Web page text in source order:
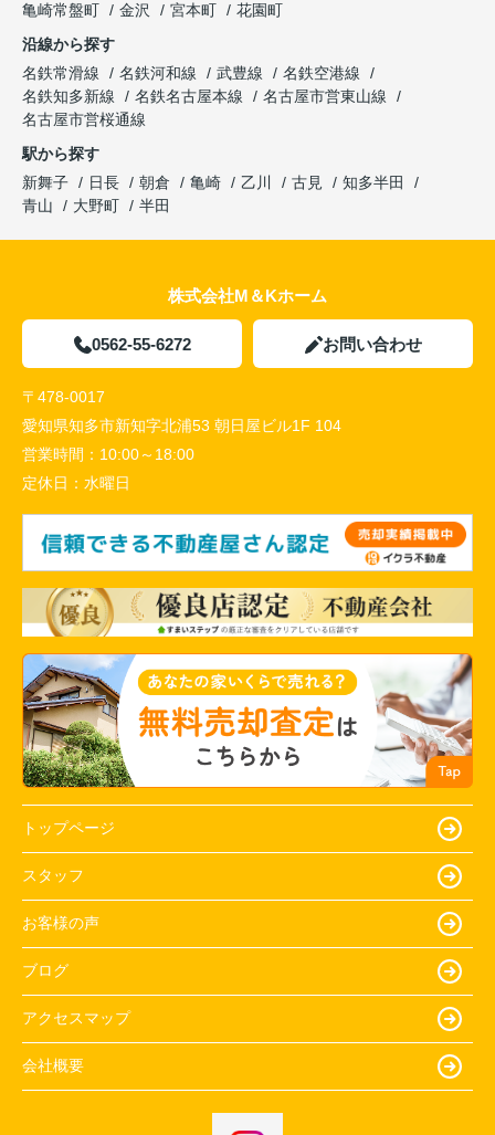
亀崎常盤町
金沢 宮本町
花園町
沿線から探す
名鉄常滑線
名鉄河和線 武豊線
名鉄空港線
名鉄知多新線
名鉄名古屋本線
名古屋市営東山線
名古屋市営桜通線
駅から探す
新舞子
日長 朝倉 亀崎 乙川 古見
知多半田
青山
大野町 半田
株式会社M＆Kホーム
0562-55-6272 お問い合わせ
〒478-0017
愛知県知多市新知字北浦53 朝日屋ビル1F 104
営業時間： 10:00～18:00
定休日： 水曜日
トップページ
スタッフ
お客様の声
ブログ
アクセスマップ
会社概要